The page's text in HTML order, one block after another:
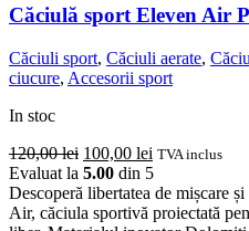
Opțiunile
pot
fi
alese
în
Căciulă sport Eleven Air
Căciuli sport, Căciuli aerate,
ciucure, Accesorii sport
In stoc
120,00lei Prețul
inițial
a
fost:
100,00 lei Prețul
curent
este:
100,00 lei.
TVA inclus
Evaluat la 5.00 din 5
Descoperă libertatea de mișcare
Air, căciula sportivă proiectată